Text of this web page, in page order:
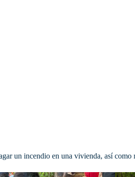
un incendio en una vivienda, así como